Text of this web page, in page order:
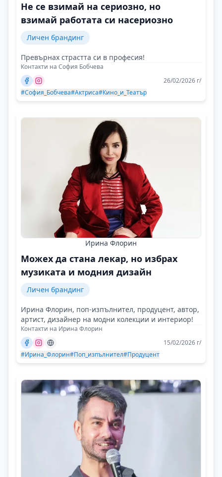
Не се взимай на сериозно, но
взимай работата си насериозно
Личен брандинг
Превърнах страстта си в професия!
Контакти на София Бобчева
26/02/2026 г/
#София_Бобчева#Актриса#Кино_и_Театър
Ирина Флорин
Можех да стана лекар, но избрах
музиката и модния дизайн
Личен брандинг
Ирина Флорин, поп-изпълнител, продуцент, автор,
артист, дизайнер на модни колекции и интериор!
Контакти на Ирина Флорин
15/02/2026 г/
#Ирина_Флорин#Поп_изпълнител#Продуцент